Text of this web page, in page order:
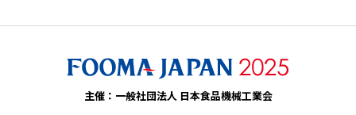
主催：一般社団法人 日本食品機械工業会